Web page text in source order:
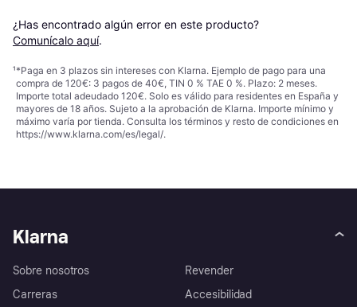
¿Has encontrado algún error en este producto?
Comunícalo aquí.
¹*Paga en 3 plazos sin intereses con Klarna. Ejemplo de pago para una
compra de 120€: 3 pagos de 40€, TIN 0 % TAE 0 %. Plazo: 2 meses.
Importe total adeudado 120€. Solo es válido para residentes en España y
mayores de 18 años. Sujeto a la aprobación de Klarna. Importe mínimo y
máximo varía por tienda. Consulta los términos y resto de condiciones en
https://www.klarna.com/es/legal/.
Klarna
Sobre nosotros
Carreras
Revender
Accesibilidad